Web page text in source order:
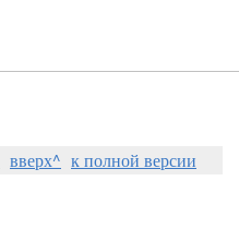
вверх^ к полной версии